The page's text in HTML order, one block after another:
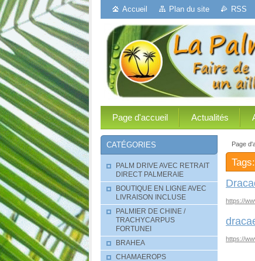
Accueil Plan du site RSS
Page d'accueil Actualités
Page
https://
https://
CATÉGORIES
PALM DRIVE AVEC RETRAIT
DIRECT PALMERAIE
BOUTIQUE EN LIGNE AVEC
LIVRAISON INCLUSE
PALMIER DE CHINE /
TRACHYCARPUS
FORTUNEI
BRAHEA
CHAMAEROPS